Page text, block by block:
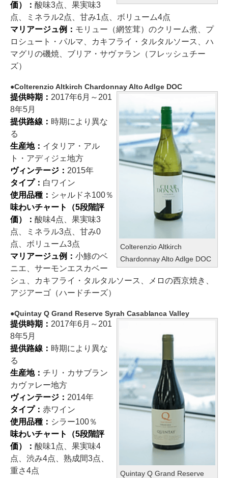
価）： 酸味3点、果実味3
点、ミネラル2点、甘み1点、ボリューム4点
マリアージュ例： モリュー（網笠茸）のクリーム煮、プ
ロシュート・パルマ、カキフライ・タルタルソース、ハ
マグリの磯焼、ブリア・サヴァラン（フレッシュチー
ズ）
Colterenzio Altkirch Chardonnay Alto Adlge DOC
Colterenzio Altkirch
Chardonnay Alto Adlge DOC
提供時期： 2017年6月～201
8年5月
提供路線： 時期により異な
る
生産地： イタリア・アル
ト・アディジェ地方
ヴィンテージ： 2015年
タイプ： 白ワイン
使用品種： シャルドネ100％
味わいチャート（5段階評
価）： 酸味4点、果実味3
点、ミネラル3点、甘み0
点、ボリューム3点
マリアージュ例： 小鯵のベ
ニエ、サーモンエスカベー
シュ、カキフライ・タルタルソース、メロの西京焼き、
アジアーゴ（ハードチーズ）
Quintay Q Grand Reserve Syrah Casablanca Valley
Quintay Q Grand Reserve
提供時期： 2017年6月～201
8年5月
提供路線： 時期により異な
る
生産地： チリ・カサブラン
カヴァレー地方
ヴィンテージ： 2014年
タイプ： 赤ワイン
使用品種： シラー100％
味わいチャート（5段階評
価）： 酸味1点、果実味4
点、渋み4点、熟成間3点、
重さ4点